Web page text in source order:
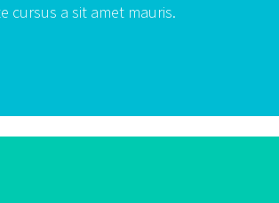
cursus a sit amet mauris.